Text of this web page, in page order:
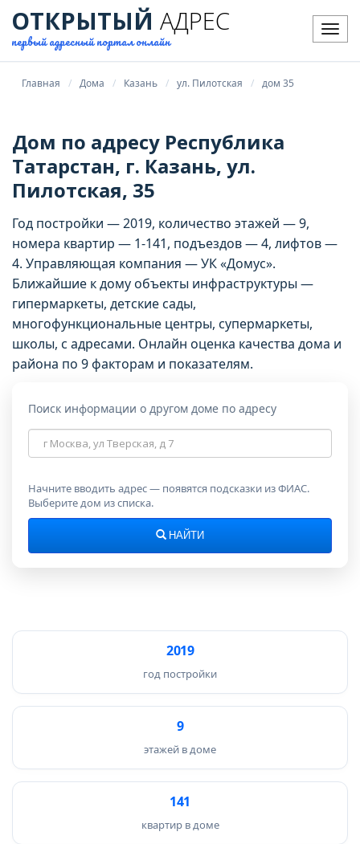
ОТКРЫТЫЙ АДРЕС
первый адресный портал онлайн
Главная Дома Казань ул. Пилотская дом 35
Дом по адресу Республика
Татарстан, г. Казань, ул.
Пилотская, 35
Год постройки — 2019, количество этажей — 9,
номера квартир — 1-141, подъездов — 4, лифтов —
4. Управляющая компания — УК «Домус».
Ближайшие к дому объекты инфраструктуры —
гипермаркеты, детские сады,
многофункциональные центры, супермаркеты,
школы, с адресами. Онлайн оценка качества дома и
района по 9 факторам и показателям.
Поиск информации о другом доме по адресу
Адрес
дома
Начните вводить адрес — появятся подсказки из ФИАС.
Выберите дом из списка.
НАЙТИ
2019
год постройки
9
этажей в доме
141
квартир в доме